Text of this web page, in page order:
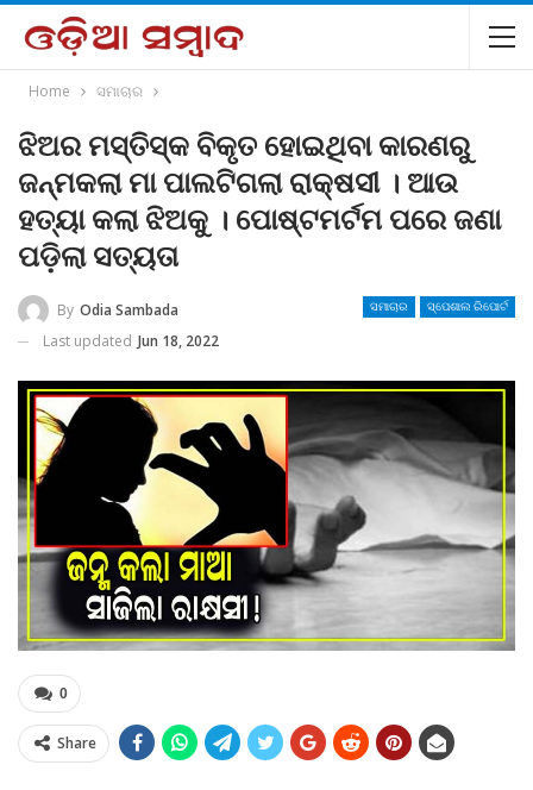
Home ସମାଚାର
ଝିଅର ମସ୍ତିସ୍କ ବିକୃତ ହୋଇଥିବା କାରଣରୁ
ଜନ୍ମକଲା ମା ପାଲଟିଗଲା ରାକ୍ଷସୀ । ଆଉ
ହତ୍ୟା କଲା ଝିଅକୁ । ପୋଷ୍ଟମର୍ଟମ ପରେ ଜଣା
ପଡ଼ିଲା ସତ୍ୟତା
ସମାଚାର ସ୍ପେଶାଲ ରିପୋର୍ଟ
By Odia Sambada
Last updated Jun 18, 2022
0
Share